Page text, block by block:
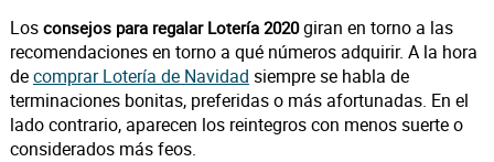
Los consejos para regalar Lotería 2020giran en torno a las
recomendaciones en torno a qué números adquirir. A la hora
decomprar Lotería de Navidad siempre se habla de
terminaciones bonitas, preferidas o más afortunadas. En el
lado contrario, aparecen los reintegros con menos suerte o
considerados más feos.